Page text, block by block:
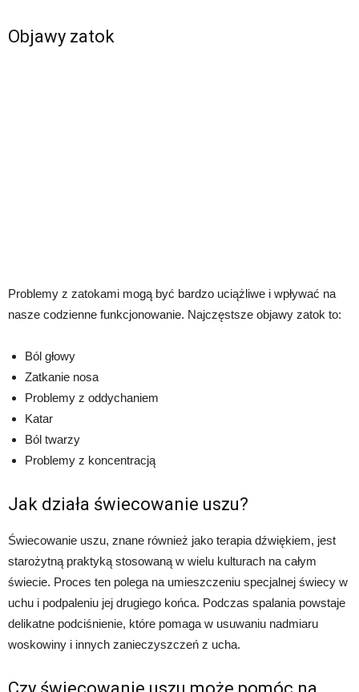
Objawy zatok
Problemy z zatokami mogą być bardzo uciążliwe i wpływać na
nasze codzienne funkcjonowanie. Najczęstsze objawy zatok to:
Ból głowy
Zatkanie nosa
Problemy z oddychaniem
Katar
Ból twarzy
Problemy z koncentracją
Jak działa świecowanie uszu?
Świecowanie uszu, znane również jako terapia dźwiękiem, jest
starożytną praktyką stosowaną w wielu kulturach na całym
świecie. Proces ten polega na umieszczeniu specjalnej świecy w
uchu i podpaleniu jej drugiego końca. Podczas spalania powstaje
delikatne podciśnienie, które pomaga w usuwaniu nadmiaru
woskowiny i innych zanieczyszczeń z ucha.